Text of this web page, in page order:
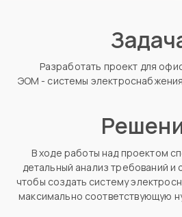
Разработать проект для
ЭОМ - системы
В ходе работы над проектом
детальный анализ требований и
чтобы создать систему
максимально соответствующую